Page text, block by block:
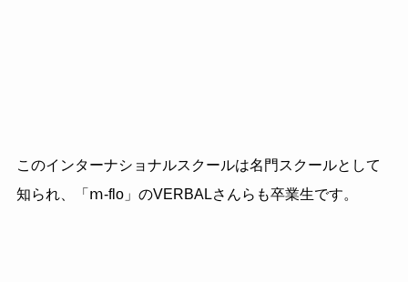
このインターナショナルスクールは名門スクールとして
知られ、「ⅿ-flo」のVERBALさんらも卒業生です。